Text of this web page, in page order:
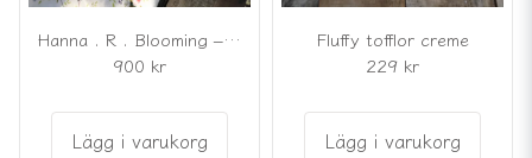
Hanna . R . Blooming – Blommigt nattlinne / underklänning Vildros
900 kr
Lägg i varukorg
Fluffy tofflor creme
229 kr
Lägg i varukorg